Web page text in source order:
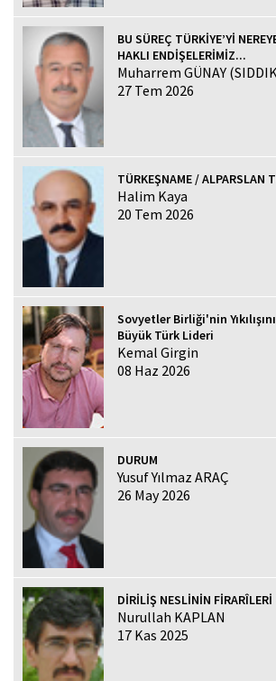
BU SÜREÇ TÜRKİYE’Yİ
HAKLI ENDİŞELERİMİZ...
Muharrem GÜNAY
27 Tem 2026
TÜRKEŞNAME / ALPARSLAN
Halim Kaya
20 Tem 2026
Sovyetler Birliği'nin
Büyük Türk Lideri
Kemal Girgin
08 Haz 2026
DURUM
Yusuf Yılmaz ARAÇ
26 May 2026
DİRİLİŞ NESLİNİN
Nurullah KAPLAN
17 Kas 2025